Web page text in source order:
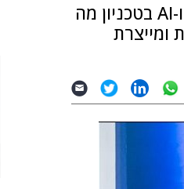
סמנכ"לית המו"פ של רפאל, ד"ר יהודית הוכרמן-פרומר, סיפרה בכנס רובוטיקה ו-AI בטכניון מה
ומייצרת